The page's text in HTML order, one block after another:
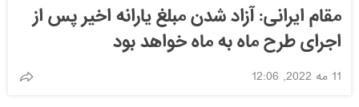
مقام ایرانی: آزاد شدن مبلغ یارانه اخیر پس از
اجرای طرح ماه به ماه خواهد بود
11 مه 2022, 12:06